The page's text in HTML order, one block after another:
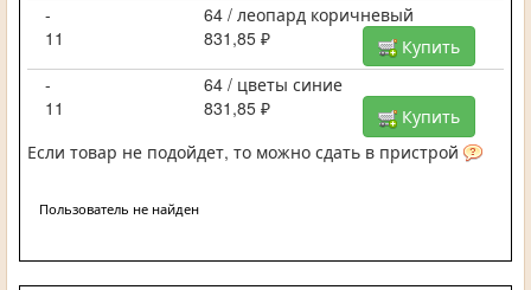
-
64 / леопард коричневый
11
831,85 ₽
Купить
-
64 / цветы синие
11
831,85 ₽
Купить
Если товар не подойдет, то можно сдать в пристрой
Пользователь не найден